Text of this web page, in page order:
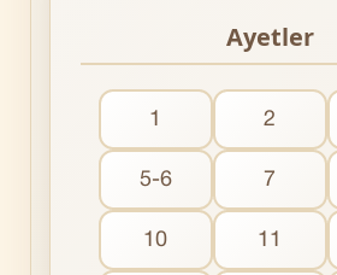
Ayetler
1 2
5-6 7
10 11